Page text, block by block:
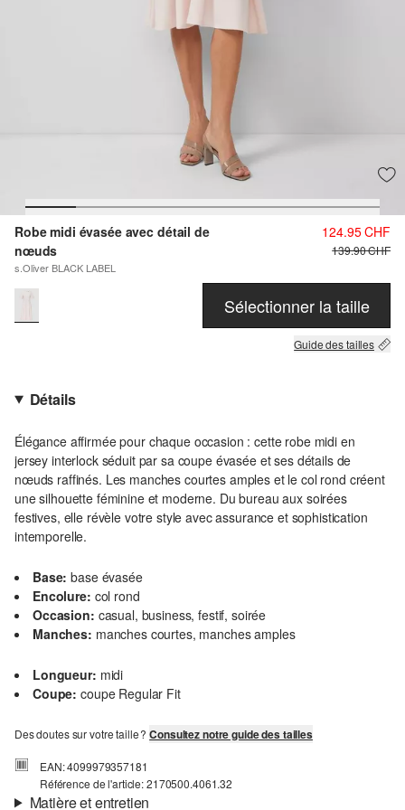
Robe midi évasée avec détail de
nœuds
s.Oliver BLACK LABEL
124.95 CHF
139.90 CHF
Sélectionner la taille
Guide des tailles
Détails
Élégance affirmée pour chaque occasion : cette robe midi en
jersey interlock séduit par sa coupe évasée et ses détails de
nœuds raffinés. Les manches courtes amples et le col rond créent
une silhouette féminine et moderne. Du bureau aux soirées
festives, elle révèle votre style avec assurance et sophistication
intemporelle.
Base: base évasée
Encolure: col rond
Occasion: casual, business, festif, soirée
Manches: manches courtes, manches amples
Longueur: midi
Coupe: coupe Regular Fit
Des doutes sur votre taille ?Consultez notre guide des tailles
EAN: 4099979357181
Référence de l'article: 2170500.4061.32
Matière et entretien